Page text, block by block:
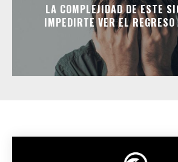
LA COMPLEJIDAD DE ESTE
IMPEDIRTE VER EL